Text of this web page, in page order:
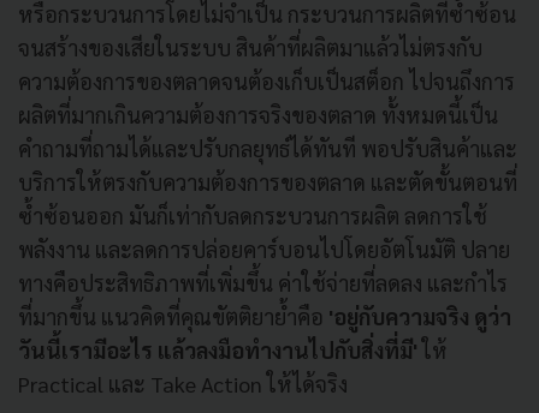
หรือกระบวนการโดยไม่จำเป็น กระบวนการผลิตที่ซ้ำซ้อน
จนสร้างของเสียในระบบ สินค้าที่ผลิตมาแล้วไม่ตรงกับ
ความต้องการของตลาดจนต้องเก็บเป็นสต็อก ไปจนถึงการ
ผลิตที่มากเกินความต้องการจริงของตลาด ทั้งหมดนี้เป็น
คำถามที่ถามได้และปรับกลยุทธ์ได้ทันที พอปรับสินค้าและ
บริการให้ตรงกับความต้องการของตลาด และตัดขั้นตอนที่
ซ้ำซ้อนออก มันก็เท่ากับลดกระบวนการผลิต ลดการใช้
พลังงาน และลดการปล่อยคาร์บอนไปโดยอัตโนมัติ ปลาย
ทางคือประสิทธิภาพที่เพิ่มขึ้น ค่าใช้จ่ายที่ลดลง และกำไร
ที่มากขึ้น แนวคิดที่คุณขัตติยาย้ำคือ 'อยู่กับความจริง ดูว่า
วันนี้เรามีอะไร แล้วลงมือทำงานไปกับสิ่งที่มี'ให้
Practical และ Take Action ให้ได้จริง